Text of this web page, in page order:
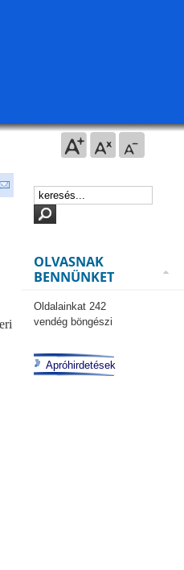
OLVASNAK
BENNÜNKET
Oldalainkat 242
vendég böngészi
Apróhirdetések